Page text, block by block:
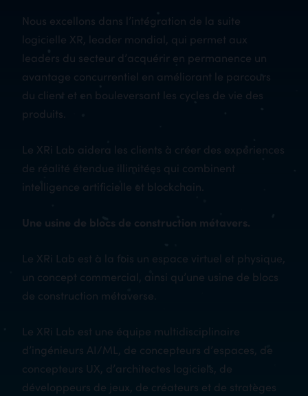
Nous excellons dans l’intégration de la suite
logicielle XR, leader mondial, qui permet aux
leaders du secteur d’acquérir en permanence un
avantage concurrentiel en améliorant le parcours
du client et en bouleversant les cycles de vie des
produits.
Le XRi Lab aidera les clients à créer des expériences
de réalité étendue illimitées qui combinent
intelligence artificielle et blockchain.
Une usine de blocs de construction métavers.
Le XRi Lab est à la fois un espace virtuel et physique,
un concept commercial, ainsi qu’une usine de blocs
de construction métaverse.
Le XRi Lab est une équipe multidisciplinaire
d’ingénieurs AI/ML, de concepteurs d’espaces, de
concepteurs UX, d’architectes logiciels, de
développeurs de jeux, de créateurs et de stratèges